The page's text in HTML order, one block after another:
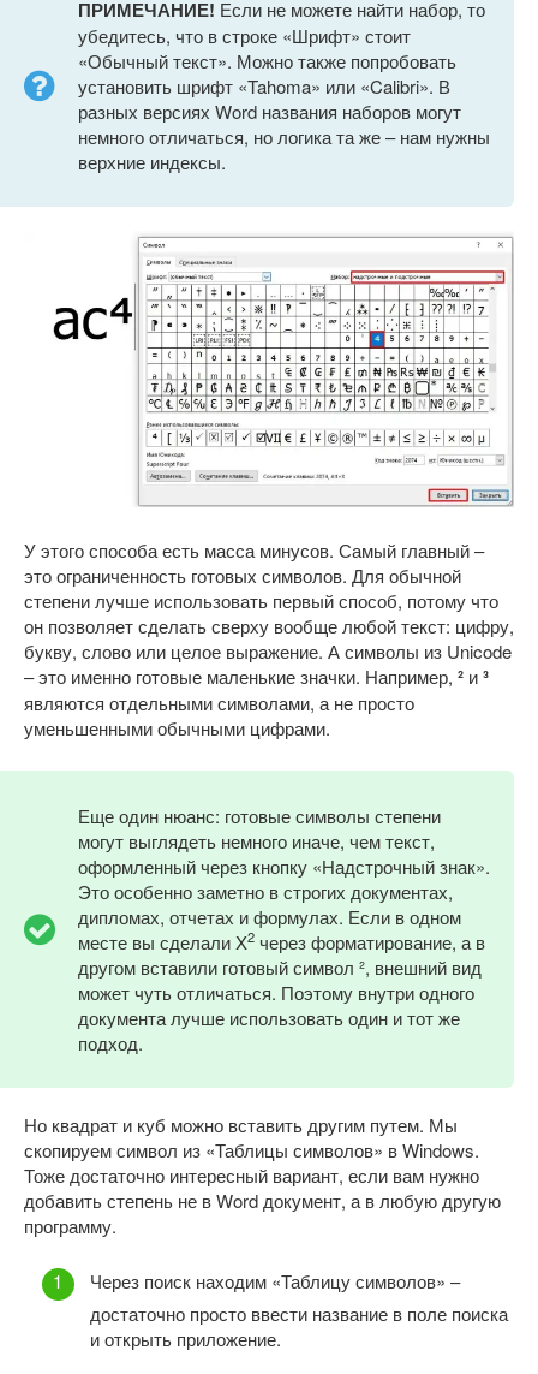
ПРИМЕЧАНИЕ! Если не можете найти набор, то
убедитесь, что в строке «Шрифт» стоит
«Обычный текст». Можно также попробовать
установить шрифт «Tahoma» или «Calibri». В
разных версиях Word названия наборов могут
немного отличаться, но логика та же – нам нужны
верхние индексы.
У этого способа есть масса минусов. Самый главный –
это ограниченность готовых символов. Для обычной
степени лучше использовать первый способ, потому что
он позволяет сделать сверху вообще любой текст: цифру,
букву, слово или целое выражение. А символы из Unicode
– это именно готовые маленькие значки. Например, ² и³
являются отдельными символами, а не просто
уменьшенными обычными цифрами.
Еще один нюанс: готовые символы степени
могут выглядеть немного иначе, чем текст,
оформленный через кнопку «Надстрочный знак».
Это особенно заметно в строгих документах,
дипломах, отчетах и формулах. Если в одном
месте вы сделали X2 через форматирование, а в
другом вставили готовый символ ², внешний вид
может чуть отличаться. Поэтому внутри одного
документа лучше использовать один и тот же
подход.
Но квадрат и куб можно вставить другим путем. Мы
скопируем символ из «Таблицы символов» в Windows.
Тоже достаточно интересный вариант, если вам нужно
добавить степень не в Word документ, а в любую другую
программу.
Через поиск находим «Таблицу символов» –
достаточно просто ввести название в поле поиска
и открыть приложение.